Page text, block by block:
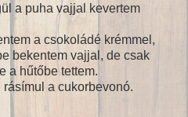
a puha vajjal kevertem
a csokoládé krémmel,
bekentem vajjal, de csak
a hűtőbe tettem.
a cukorbevonó.